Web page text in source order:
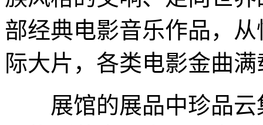
部经典电影音乐作品，
际大片，各类电影金曲
展馆的展品中珍品云